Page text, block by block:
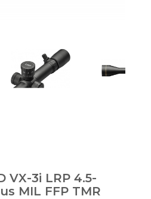
VX-3i LRP 4.5-
MIL FFP TMR